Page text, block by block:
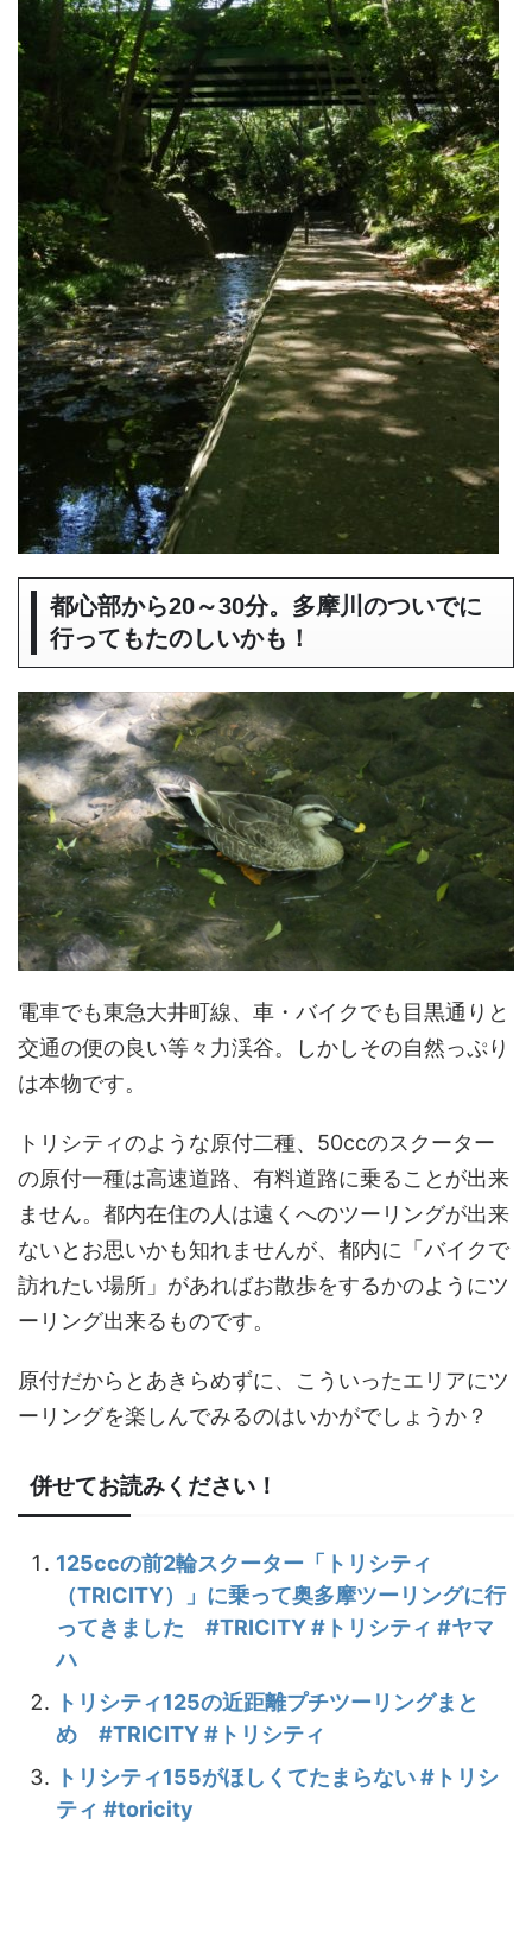
都心部から20～30分。多摩川のついでに
行ってもたのしいかも！
電車でも東急大井町線、車・バイクでも目黒通りと
交通の便の良い等々力渓谷。しかしその自然っぷり
は本物です。
トリシティのような原付二種、50ccのスクーター
の原付一種は高速道路、有料道路に乗ることが出来
ません。都内在住の人は遠くへのツーリングが出来
ないとお思いかも知れませんが、都内に「バイクで
訪れたい場所」があればお散歩をするかのようにツ
ーリング出来るものです。
原付だからとあきらめずに、こういったエリアにツ
ーリングを楽しんでみるのはいかがでしょうか？
併せてお読みください！
125ccの前2輪スクーター「トリシティ
（TRICITY）」に乗って奥多摩ツーリングに行
ってきました #TRICITY #トリシティ #ヤマ
ハ
トリシティ125の近距離プチツーリングまと
め #TRICITY #トリシティ
トリシティ155がほしくてたまらない #トリシ
ティ #toricity